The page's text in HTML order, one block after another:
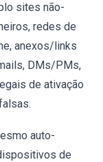
sites não-
redes de
anexos/links
DMs/PMs,
de ativação
auto-
de